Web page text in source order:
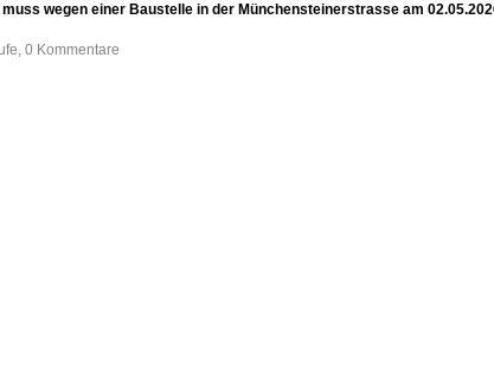
muss wegen einer Baustelle in der Münchensteinerstrasse am
0 Kommentare